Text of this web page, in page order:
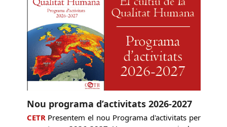
Nou programa d’activitats 2026-2027
CETR Presentem el nou Programa d'activitats per